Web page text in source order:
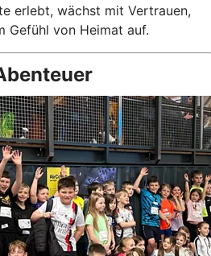
erlebt, wächst mit Vertrauen,
Gefühl von Heimat auf.